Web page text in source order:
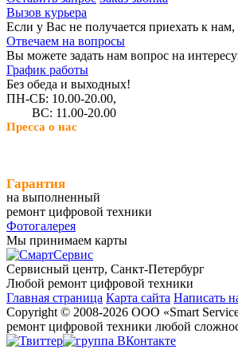
Вызов курьера
Если у Вас не получается приехать к
Отвечаем на вопросы
Вы можете задать нам вопрос на
График работы
Без обеда и выходных!
ПН-СБ: 10.00-20.00,
ВС: 11.00-20.00
Пресса о нас
Гарантия
на выполненный
ремонт цифровой техники
Фотогалерея
Мы принимаем карты
Сервисный центр, Cанкт-Петербург
Любой ремонт цифровой техники
Главная страница Карта сайта Написать
Copyright © 2008-2026 ООО «Smart
ремонт цифровой техники любой